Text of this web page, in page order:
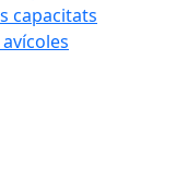
capacitats